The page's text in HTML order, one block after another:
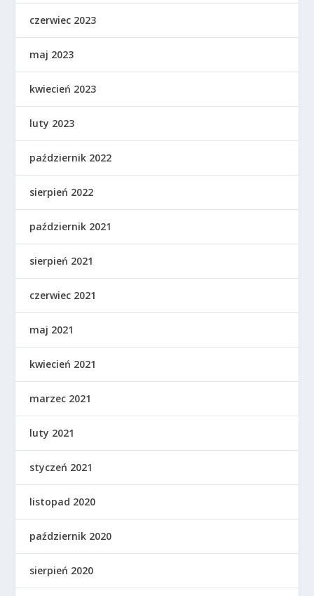
czerwiec 2023
maj 2023
kwiecień 2023
luty 2023
październik 2022
sierpień 2022
październik 2021
sierpień 2021
czerwiec 2021
maj 2021
kwiecień 2021
marzec 2021
luty 2021
styczeń 2021
listopad 2020
październik 2020
sierpień 2020